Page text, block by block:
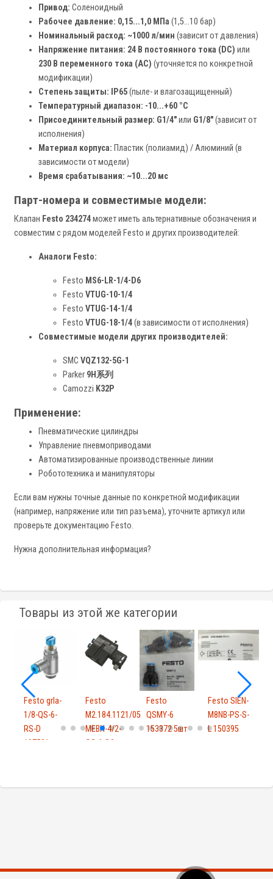
Привод: Соленоидный
Рабочее давление: 0,15...1,0 МПа (1,5...10 бар)
Номинальный расход: ~1000 л/мин (зависит от давления)
Напряжение питания: 24 В постоянного тока (DC) или
230 В переменного тока (AC) (уточняется по конкретной
модификации)
Степень защиты:
IP65(пыле- и влагозащищенный)
Температурный диапазон: -10...+60 °C
Присоединительный размер: G1/4"или G1/8"(зависит от
исполнения)
Материал корпуса: Пластик (полиамид) / Алюминий (в
зависимости от модели)
Время срабатывания: ~10...20 мс
Парт-номера и совместимые модели:
Клапан Festo 234274может иметь альтернативные обозначения и
совместим с рядом моделей Festo и других производителей:
Аналоги Festo:
Festo MS6-LR-1/4-D6
Festo VTUG-10-1/4
Festo VTUG-14-1/4
Festo VTUG-18-1/4(в зависимости от исполнения)
Совместимые модели других производителей:
SMC VQZ132-5G-1
Parker 9H系列
Camozzi K32P
Применение:
Пневматические цилиндры
Управление пневмоприводами
Автоматизированные производственные линии
Робототехника и манипуляторы
Если вам нужны точные данные по конкретной модификации
(например, напряжение или тип разъема), уточните артикул или
проверьте документацию Festo.
Нужна дополнительная информация?
Товары из этой же категории
Festo grla-
1/8-QS-6-
RS-D
197581
Festo
M2.184.1121/05
MEBH-4/2-
QS-6-SA
Festo
QSMY-6
153372 5шт
Festo SIEN-
M8NB-PS-S-
L 150395